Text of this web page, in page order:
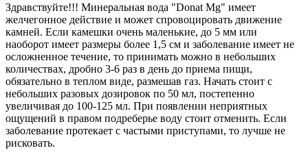
Здравствуйте!!! Минеральная вода "Donat Mg" имеет
желчегонное действие и может спровоцировать движение
камней. Если камешки очень маленькие, до 5 мм или
наоборот имеет размеры более 1,5 см и заболевание имеет не
осложненное течение, то принимать можно в небольших
количествах, дробно 3-6 раз в день до приема пищи,
обязательно в теплом виде, размешав газ. Начать стоит с
небольших разовых дозировок по 50 мл, постепенно
увеличивая до 100-125 мл. При появлении неприятных
ощущений в правом подреберье воду стоит отменить. Если
заболевание протекает с частыми приступами, то лучше не
рисковать.